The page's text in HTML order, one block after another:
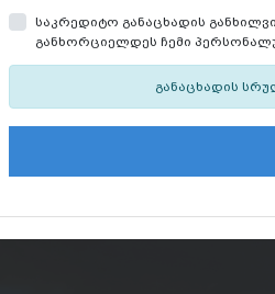
საკრედიტო განაცხადის
განხორციელდეს ჩემი
განაცხადის